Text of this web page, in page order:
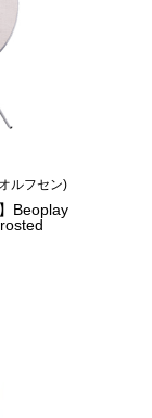
ルフセン)
Beoplay